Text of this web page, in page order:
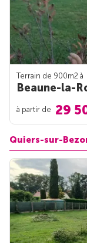
Terrain de 900m2 à
Beaune-la-
à partir de 29
Quiers-sur-